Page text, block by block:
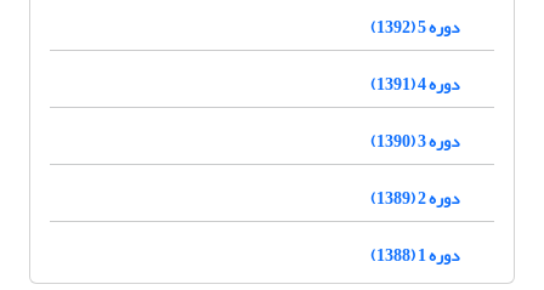
دوره 5 (1392)
دوره 4 (1391)
دوره 3 (1390)
دوره 2 (1389)
دوره 1 (1388)